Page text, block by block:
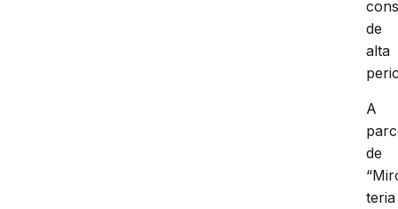
de
alta
A
de
teria